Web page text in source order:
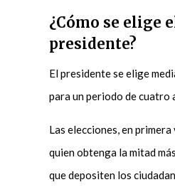
¿Cómo se elige
presidente?
El presidente se elige
para un periodo de cuatro
Las elecciones, en
quien obtenga la mitad
que depositen los